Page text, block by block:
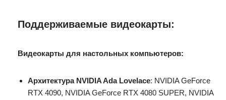
Поддерживаемые видеокарты:
Видеокарты для настольных компьютеров:
Архитектура NVIDIA Ada Lovelace: NVIDIA GeForce
RTX 4090, NVIDIA GeForce RTX 4080 SUPER, NVIDIA